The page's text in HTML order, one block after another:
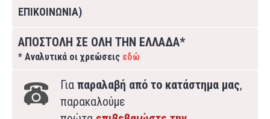
ΕΠΙΚΟΙΝΩΝΙΑ)
ΑΠΟΣΤΟΛΗ ΣΕ ΟΛΗ ΤΗΝ ΕΛΛΑΔΑ*
* Αναλυτικά οι χρεώσεις εδώ
Για παραλαβή από το κατάστημα μας,
παρακαλούμε